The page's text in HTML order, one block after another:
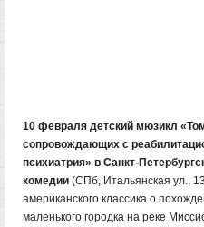
10 февраля детский мюзикл
сопровождающих с
психиатрия» в Санкт-
комедии (СПб, Итальянская ул.,
американского классика о
маленького городка на реке